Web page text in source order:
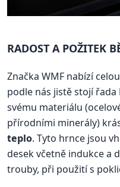
RADOST A POŽITEK
Značka WMF nabízí
podle nás jistě stojí řada
svému materiálu
přírodními minerály)
teplo. Tyto hrnce jsou
desek včetně indukce a
trouby, při použití s